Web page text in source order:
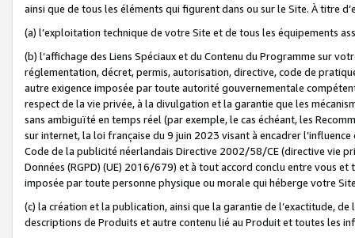
ainsi que de tous les éléments qui figurent dans ou sur le Site. À titre
(a) l’exploitation technique de votre Site et de tous les équipements
(b) l’affichage des Liens Spéciaux et du Contenu du Programme sur
réglementation, décret, permis, autorisation, directive, code de
autre exigence imposée par toute autorité gouvernementale
respect de la vie privée, à la divulgation et la garantie que les
sans ambiguïté en temps réel (par exemple, le cas échéant, les
sur internet, la loi française du 9 juin 2023 visant à encadrer
Code de la publicité néerlandais Directive 2002/58/CE (directive vie
Données (RGPD) (UE) 2016/679) et à tout accord conclu entre vous
imposée par toute personne physique ou morale qui héberge votre
(c) la création et la publication, ainsi que la garantie de l’exactitude,
descriptions de Produits et autre contenu lié au Produit et toutes les